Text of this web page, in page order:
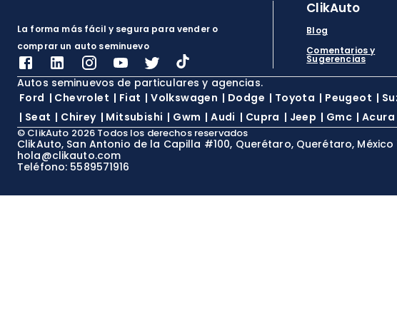
La forma más fácil y segura para vender o
comprar un auto seminuevo
ClikAuto
Blog
Comentarios y
Sugerencias
Autos seminuevos de particulares y agencias.
Ford | Chevrolet | Fiat |Volkswagen | Dodge | Toyota | Peugeot |
| Seat | Chirey | Mitsubishi | Gwm |Audi | Cupra | Jeep | Gmc | Acura
© ClikAuto 2026 Todos los derechos reservados
ClikAuto, San Antonio de la Capilla #100, Querétaro, Querétaro, México
hola@clikauto.com
Teléfono: 5589571916